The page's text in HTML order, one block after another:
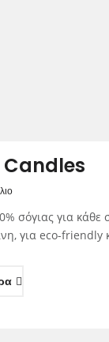
Candles
σόγιας για κάθε
για eco-